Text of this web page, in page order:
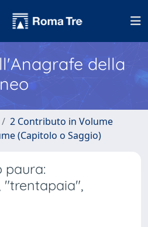
della
2 Contributo in Volume
(Capitolo o Saggio)
paura:
"trentapaia",